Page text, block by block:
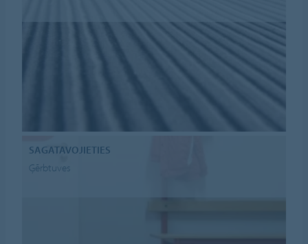
SAGATAVOJIETIES
Ģērbtuves